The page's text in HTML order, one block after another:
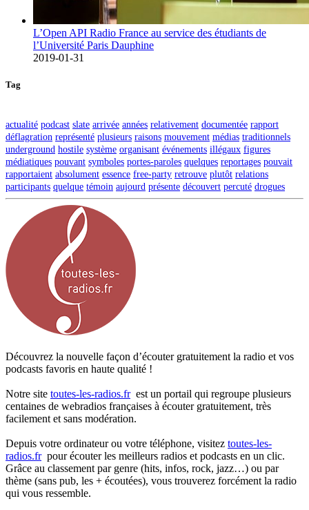
L’Open API Radio France au service des étudiants de
l’Université Paris Dauphine
2019-01-31
Tag
actualité podcast slate arrivée années relativement documentée rapport
déflagration représenté plusieurs raisons mouvement médias traditionnels
underground hostile système organisant événements illégaux figures
médiatiques pouvant symboles portes-paroles quelques reportages pouvait
rapportaient absolument essence free-party retrouve plutôt relations
participants quelque témoin aujourd présente découvert percuté drogues
Découvrez la nouvelle façon d’écouter gratuitement la radio et vos
podcasts favoris en haute qualité !
Notre site toutes-les-radios.frest un portail qui regroupe plusieurs
centaines de webradios françaises à écouter gratuitement, très
facilement et sans modération.
Depuis votre ordinateur ou votre téléphone, visitez toutes-les-
radios.frpour écouter les meilleurs radios et podcasts en un clic.
Grâce au classement par genre (hits, infos, rock, jazz…) ou par
thème (sans pub, les + écoutées), vous trouverez forcément la radio
qui vous ressemble.